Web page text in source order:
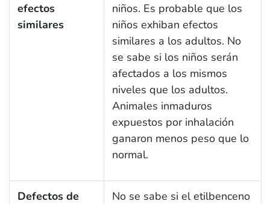
efectos
similares
niños. Es probable que los
niños exhiban efectos
similares a los adultos. No
se sabe si los niños serán
afectados a los mismos
niveles que los adultos.
Animales inmaduros
expuestos por inhalación
ganaron menos peso que lo
normal.
Defectos de
No se sabe si el etilbenceno